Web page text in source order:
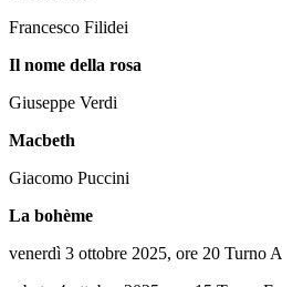
Francesco Filidei
Il nome della rosa
Giuseppe Verdi
Macbeth
Giacomo Puccini
La bohème
venerdì 3 ottobre 2025, ore 20 Turno A